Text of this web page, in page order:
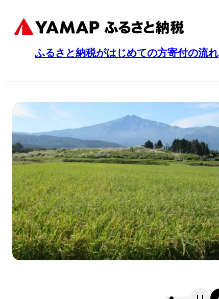
ふるさと納税がはじめての方寄付の流れ